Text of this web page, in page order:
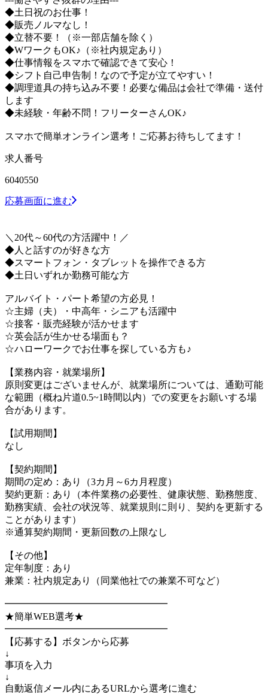
◆土日祝のお仕事！
◆販売ノルマなし！
◆立替不要！（※一部店舗を除く）
◆WワークもOK♪（※社内規定あり）
◆仕事情報をスマホで確認できて安心！
◆シフト自己申告制！なので予定が立てやすい！
◆調理道具の持ち込み不要！必要な備品は会社で準備・送付
します
◆未経験・年齢不問！フリーターさんOK♪
スマホで簡単オンライン選考！ご応募お待ちしてます！
求人番号
6040550
応募画面に進む
＼20代～60代の方活躍中！／
◆人と話すのが好きな方
◆スマートフォン・タブレットを操作できる方
◆土日いずれか勤務可能な方
アルバイト・パート希望の方必見！
☆主婦（夫）・中高年・シニアも活躍中
☆接客・販売経験が活かせます
☆英会話が生かせる場面も？
☆ハローワークでお仕事を探している方も♪
【業務内容・就業場所】
原則変更はございませんが、就業場所については、通勤可能
な範囲（概ね片道0.5~1時間以内）での変更をお願いする場
合があります。
【試用期間】
なし
【契約期間】
期間の定め：あり（3カ月～6カ月程度）
契約更新：あり（本件業務の必要性、健康状態、勤務態度、
勤務実績、会社の状況等、就業規則に則り、契約を更新する
ことがあります）
※通算契約期間・更新回数の上限なし
【その他】
定年制度：あり
兼業：社内規定あり（同業他社での兼業不可など）
━━━━━━━━━━━━━━━━━
★簡単WEB選考★
━━━━━━━━━━━━━━━━━
【応募する】ボタンから応募
↓
事項を入力
↓
自動返信メール内にあるURLから選考に進む